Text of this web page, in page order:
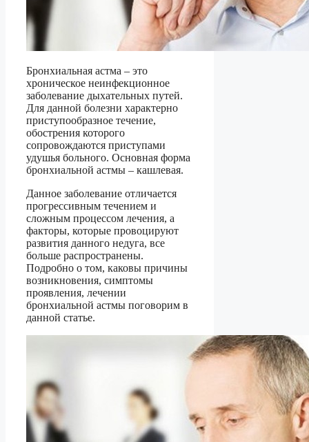
Бронхиальная астма – это
хроническое неинфекционное
заболевание дыхательных путей.
Для данной болезни характерно
приступообразное течение,
обострения которого
сопровождаются приступами
удушья больного. Основная форма
бронхиальной астмы – кашлевая.
Данное заболевание отличается
прогрессивным течением и
сложным процессом лечения, а
факторы, которые провоцируют
развития данного недуга, все
больше распространены.
Подробно о том, каковы причины
возникновения, симптомы
проявления, лечении
бронхиальной астмы поговорим в
данной статье.